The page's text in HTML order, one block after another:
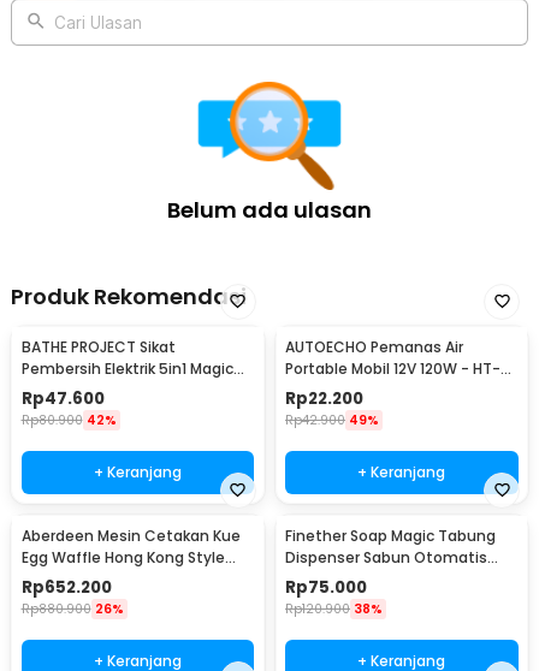
Cari Ulasan
Belum ada ulasan
Produk Rekomendasi
BATHE PROJECT Sikat
Pembersih Elektrik 5in1 Magic
Brush Rechargeable - WQ8110
Rp47.600
Rp80.900 42%
+ Keranjang
AUTOECHO Pemanas Air
Portable Mobil 12V 120W - HT-
2090
Rp22.200
Rp42.900 49%
+ Keranjang
Aberdeen Mesin Cetakan Kue
Egg Waffle Hong Kong Style
220V 1400W - YN-6
Rp652.200
Rp880.900 26%
+ Keranjang
Finether Soap Magic Tabung
Dispenser Sabun Otomatis
400ml - AD-03
Rp75.000
Rp120.900 38%
+ Keranjang